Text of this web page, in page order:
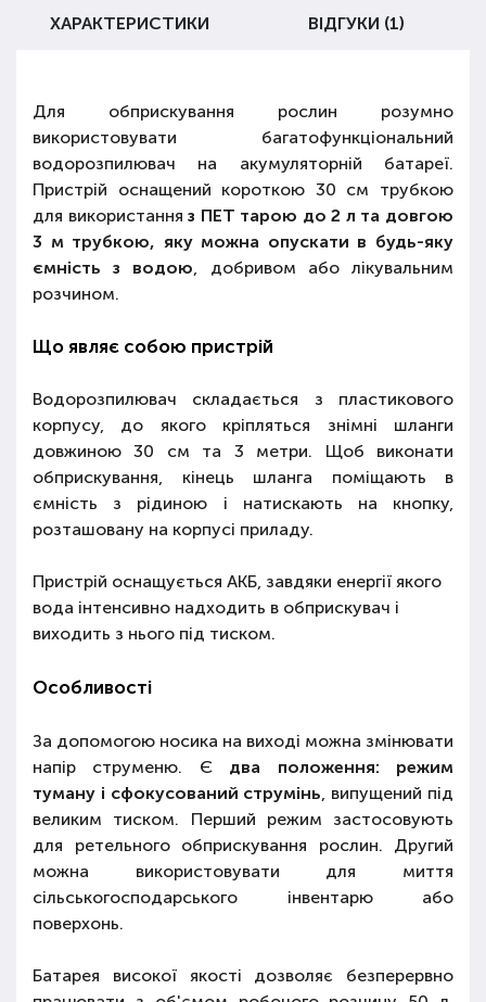
ХАРАКТЕРИСТИКИ ВІДГУКИ (1)
Для обприскування рослин розумно
використовувати багатофункціональний
водорозпилювач на акумуляторній батареї.
Пристрій оснащений короткою 30 см трубкою
для використанняз ПЕТ тарою до 2 л та довгою
3 м трубкою, яку можна опускати в будь-яку
ємність з водою, добривом або лікувальним
розчином.
Що являє собою пристрій
Водорозпилювач складається з пластикового
корпусу, до якого кріпляться знімні шланги
довжиною 30 см та 3 метри. Щоб виконати
обприскування, кінець шланга поміщають в
ємність з рідиною і натискають на кнопку,
розташовану на корпусі приладу.
Пристрій оснащується АКБ, завдяки енергії якого
вода інтенсивно надходить в обприскувач і
виходить з нього під тиском.
Особливості
За допомогою носика на виході можна змінювати
напір струменю. Є два положення: режим
туману і сфокусований струмінь, випущений під
великим тиском. Перший режим застосовують
для ретельного обприскування рослин. Другий
можна використовувати для миття
сільськогосподарського інвентарю або
поверхонь.
Батарея високої якості дозволяє безперервно